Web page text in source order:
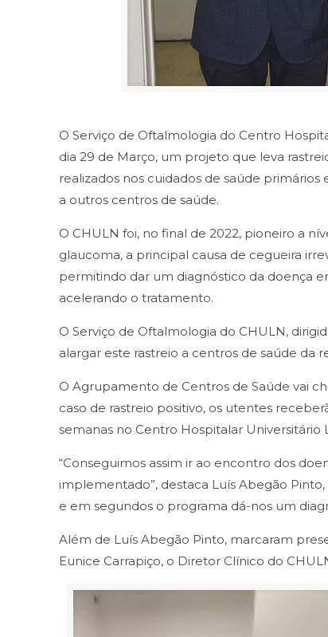
O Serviço de Oftalmologia do Centro
dia 29 de Março, um projeto que leva
realizados nos cuidados de saúde
a outros centros de saúde.
O CHULN foi, no final de 2022, pioneiro a
glaucoma, a principal causa de cegueira
permitindo dar um diagnóstico da doença
acelerando o tratamento.
O Serviço de Oftalmologia do CHULN,
alargar este rastreio a centros de saúde da
O Agrupamento de Centros de Saúde vai
caso de rastreio positivo, os utentes
semanas no Centro Hospitalar Universitário
“Conseguimos assim ir ao encontro dos
implementado”, destaca Luís Abegão
e em segundos o programa dá-nos um
Além de Luís Abegão Pinto, marcaram
Eunice Carrapiço, o Diretor Clínico do